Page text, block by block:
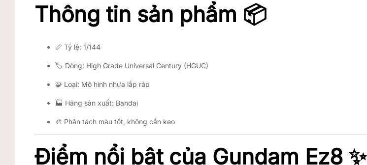
Thông tin sản phẩm 📦
📏 Tỷ lệ: 1/144
🏷️ Dòng: High Grade Universal Century (HGUC)
🧩 Loại: Mô hình nhựa lắp ráp
🏭 Hãng sản xuất: Bandai
🎨 Phân tách màu tốt, không cần keo
Điểm nổi bật của Gundam Ez8 ✨